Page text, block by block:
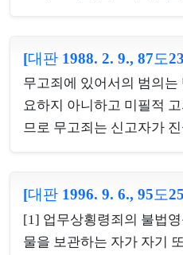
현금자동지급기 관리자의
및 그에 따른 처분행위도
나 사기죄의 구성요건에
그 결과 그 인출...
[대판 1988. 2. 9., 87도
무고죄에 있어서의 범의
요하지 아니하고 미필적
므로 무고죄는 신고자가
[대판 1996. 9. 6., 95도
[1] 업무상횡령죄의 불법
물을 보관하는 자가 자기